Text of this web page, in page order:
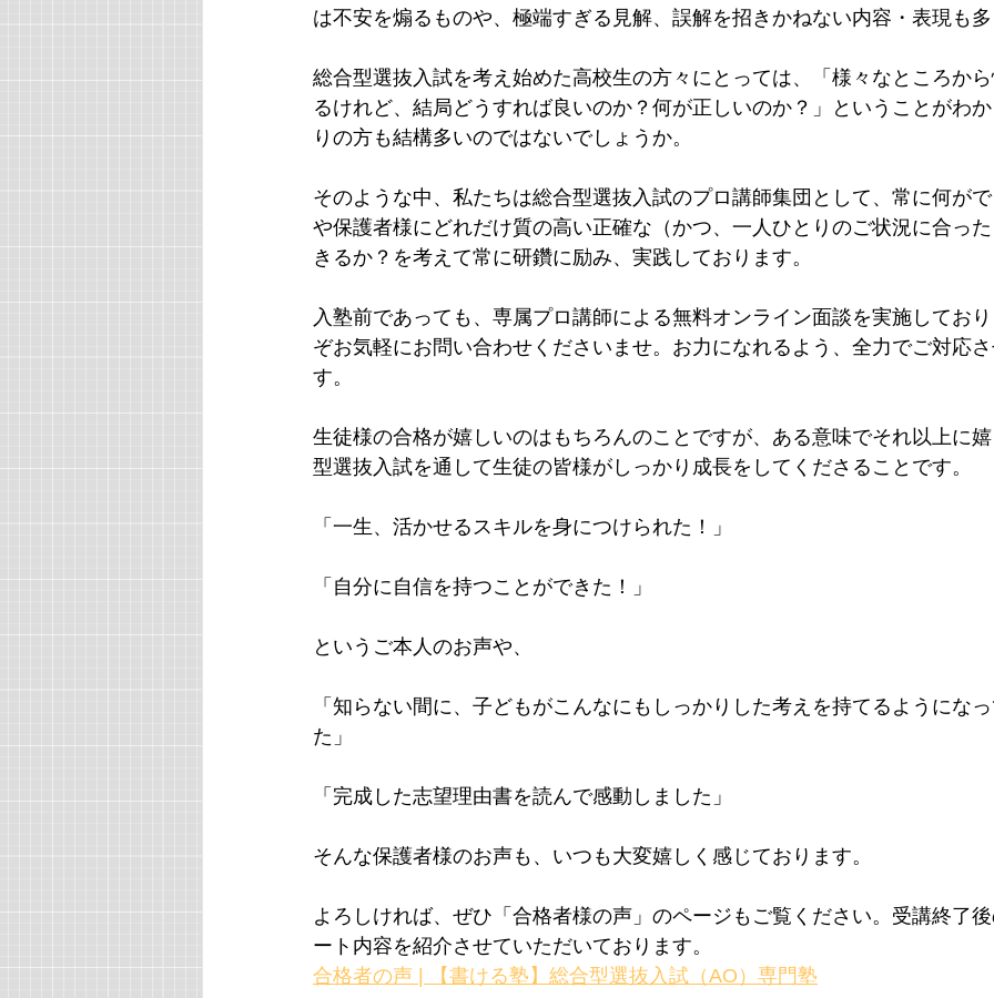
は不安を煽るものや、極端すぎる見解、誤解を招きかねない内容・表現も
総合型選抜入試を考え始めた高校生の方々にとっては、「様々なところか
るけれど、結局どうすれば良いのか？何が正しいのか？」ということがわ
りの方も結構多いのではないでしょうか。
そのような中、私たちは総合型選抜入試のプロ講師集団として、常に何が
や保護者様にどれだけ質の高い正確な（かつ、一人ひとりのご状況に合っ
きるか？を考えて常に研鑽に励み、実践しております。
入塾前であっても、専属プロ講師による無料オンライン面談を実施してお
ぞお気軽にお問い合わせくださいませ。お力になれるよう、全力でご対応
す。
生徒様の合格が嬉しいのはもちろんのことですが、ある意味でそれ以上に
型選抜入試を通して生徒の皆様がしっかり成長をしてくださることです。
「一生、活かせるスキルを身につけられた！」
「自分に自信を持つことができた！」
というご本人のお声や、
「知らない間に、子どもがこんなにもしっかりした考えを持てるようにな
た」
「完成した志望理由書を読んで感動しました」
そんな保護者様のお声も、いつも大変嬉しく感じております。
よろしければ、ぜひ「合格者様の声」のページもご覧ください。受講終了
ート内容を紹介させていただいております。
合格者の声 | 【書ける塾】総合型選抜入試（AO）専門塾